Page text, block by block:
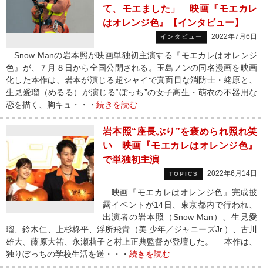
て、モエました」 映画『モエカレ
はオレンジ色』【インタビュー】
インタビュー 2022年7月6日
Snow Manの岩本照が映画単独初主演する『モエカレはオレンジ
色』が、７月８日から全国公開される。玉島ノンの同名漫画を映画
化した本作は、岩本が演じる超シャイで真面目な消防士・蛯原と、
生見愛瑠（めるる）が演じる“ぼっち”の女子高生・萌衣の不器用な
恋を描く、胸キュ・・・ 続きを読む
岩本照“座長ぶり”を褒められ照れ笑
い 映画『モエカレはオレンジ色』
で単独初主演
TOPICS 2022年6月14日
映画『モエカレはオレンジ色』完成披
露イベントが14日、東京都内で行われ、
出演者の岩本照（Snow Man）、生見愛
瑠、鈴木仁、上杉柊平、浮所飛貴（美 少年／ジャニーズJr.）、古川
雄大、藤原大祐、永瀬莉子と村上正典監督が登壇した。 本作は、
独りぼっちの学校生活を送・・・ 続きを読む